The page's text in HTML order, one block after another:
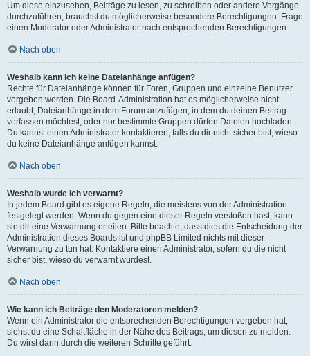
Um diese einzusehen, Beiträge zu lesen, zu schreiben oder andere Vorgänge
durchzuführen, brauchst du möglicherweise besondere Berechtigungen. Frage
einen Moderator oder Administrator nach entsprechenden Berechtigungen.
Nach oben
Weshalb kann ich keine Dateianhänge anfügen?
Rechte für Dateianhänge können für Foren, Gruppen und einzelne Benutzer
vergeben werden. Die Board-Administration hat es möglicherweise nicht
erlaubt, Dateianhänge in dem Forum anzufügen, in dem du deinen Beitrag
verfassen möchtest, oder nur bestimmte Gruppen dürfen Dateien hochladen.
Du kannst einen Administrator kontaktieren, falls du dir nicht sicher bist, wieso
du keine Dateianhänge anfügen kannst.
Nach oben
Weshalb wurde ich verwarnt?
In jedem Board gibt es eigene Regeln, die meistens von der Administration
festgelegt werden. Wenn du gegen eine dieser Regeln verstoßen hast, kann
sie dir eine Verwarnung erteilen. Bitte beachte, dass dies die Entscheidung der
Administration dieses Boards ist und phpBB Limited nichts mit dieser
Verwarnung zu tun hat. Kontaktiere einen Administrator, sofern du die nicht
sicher bist, wieso du verwarnt wurdest.
Nach oben
Wie kann ich Beiträge den Moderatoren melden?
Wenn ein Administrator die entsprechenden Berechtigungen vergeben hat,
siehst du eine Schaltfläche in der Nähe des Beitrags, um diesen zu melden.
Du wirst dann durch die weiteren Schritte geführt.